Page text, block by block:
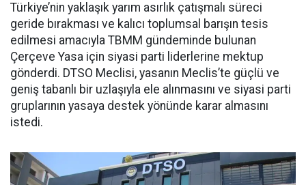
Türkiye’nin yaklaşık yarım asırlık çatışmalı süreci
geride bırakması ve kalıcı toplumsal barışın tesis
edilmesi amacıyla TBMM gündeminde bulunan
Çerçeve Yasa için siyasi parti liderlerine mektup
gönderdi. DTSO Meclisi, yasanın Meclis’te güçlü ve
geniş tabanlı bir uzlaşıyla ele alınmasını ve siyasi parti
gruplarının yasaya destek yönünde karar almasını
istedi.